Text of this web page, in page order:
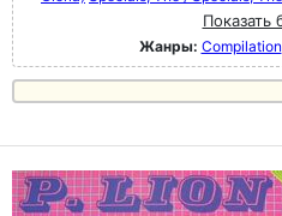
Показать
Жанры: Compilation